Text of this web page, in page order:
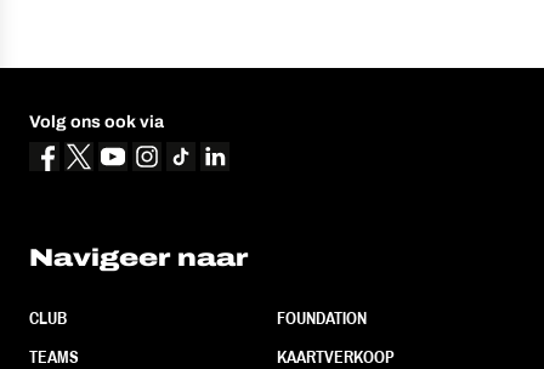
Volg ons ook via
Navigeer naar
CLUB
TEAMS
FOUNDATION
KAARTVERKOOP